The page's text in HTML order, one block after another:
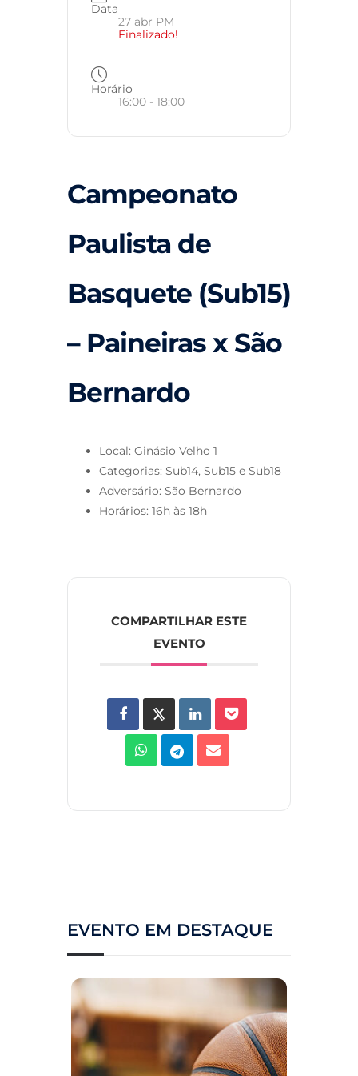
Data
27 abr PM
Finalizado!
Horário
16:00 - 18:00
Campeonato
Paulista de
Basquete (Sub15)
– Paineiras x São
Bernardo
Local: Ginásio Velho 1
Categorias: Sub14, Sub15 e Sub18
Adversário: São Bernardo
Horários: 16h às 18h
COMPARTILHAR ESTE
EVENTO
EVENTO EM DESTAQUE